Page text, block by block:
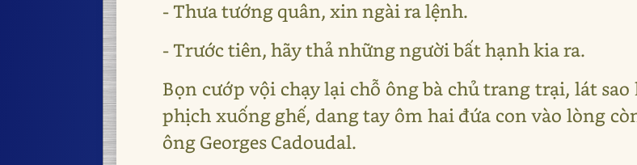
- Thưa tướng quân, xin ngài ra lệnh.
- Trước tiên, hãy thả những người bất hạnh kia ra.
Bọn cướp vội chạy lại chỗ ông bà chủ trang trại, lát
phịch xuống ghế, dang tay ôm hai đứa con vào lòng
ông Georges Cadoudal.